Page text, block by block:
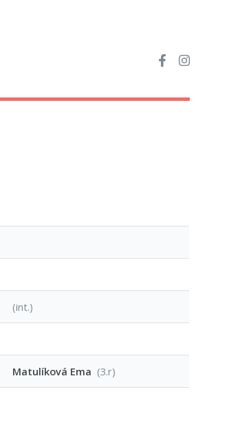
(int.)
Matulíková Ema (3.r)